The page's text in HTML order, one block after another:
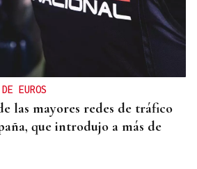
EUROS
las mayores redes de tráfico
que introdujo a más de